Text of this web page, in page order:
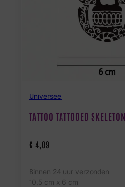
Universeel
TATTOO TATTOOED SKELETON
€ 4,09
Binnen 24 uur verzonden
10.5 cm x 6 cm